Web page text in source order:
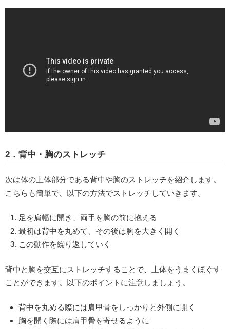
2．背中・胸のストレッチ
次は体の上体部分である背中や胸のストレッチを紹介します。
こちらも簡単で、以下の方法でストレッチしていきます。
足を肩幅に開き、両手を胸の前に抱える
最初は背中を丸めて、その後は胸を大きく開く
この動作を繰り返していく
背中と胸を交互にストレッチすることで、上体をうまくほぐす
ことができます。以下のポイントに注意しましょう。
背中を丸める際には肩甲骨をしっかりと外側に開く
胸を開く際には肩甲骨を寄せるように